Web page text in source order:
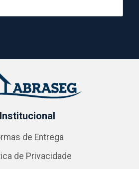
Institucional
de Entrega
de Privacidade